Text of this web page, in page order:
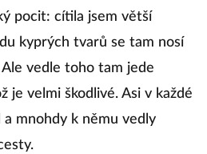
pocit: cítila jsem větší
kyprých tvarů se tam nosí
vedle toho tam jede
je velmi škodlivé. Asi v každé
mnohdy k němu vedly